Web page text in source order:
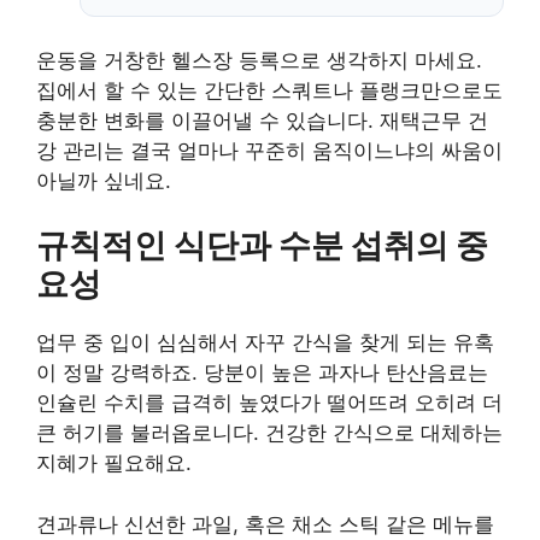
운동을 거창한 헬스장 등록으로 생각하지 마세요.
집에서 할 수 있는 간단한 스쿼트나 플랭크만으로도
충분한 변화를 이끌어낼 수 있습니다. 재택근무 건
강 관리는 결국 얼마나 꾸준히 움직이느냐의 싸움이
아닐까 싶네요.
규칙적인 식단과 수분 섭취의 중
요성
업무 중 입이 심심해서 자꾸 간식을 찾게 되는 유혹
이 정말 강력하죠. 당분이 높은 과자나 탄산음료는
인슐린 수치를 급격히 높였다가 떨어뜨려 오히려 더
큰 허기를 불러옵로니다. 건강한 간식으로 대체하는
지혜가 필요해요.
견과류나 신선한 과일, 혹은 채소 스틱 같은 메뉴를